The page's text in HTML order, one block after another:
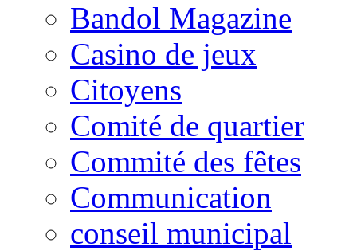
Bandol Magazine
Casino de jeux
Citoyens
Comité de quartier
Commité des fêtes
Communication
conseil municipal